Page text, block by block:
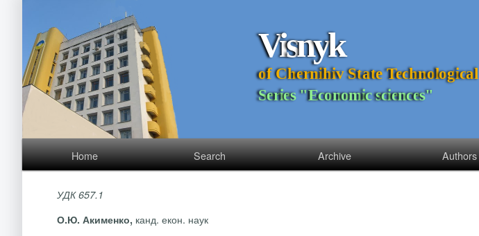
Visnyk
of Chernihiv State Technological
Series "Economic sciences"
Home Search Archive Authors
УДК 657.1
О.Ю. Акименко, канд. екон. наук